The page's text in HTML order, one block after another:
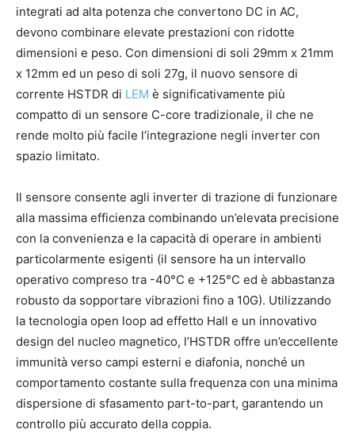
integrati ad alta potenza che convertono DC in AC,
devono combinare elevate prestazioni con ridotte
dimensioni e peso. Con dimensioni di soli 29mm x 21mm
x 12mm ed un peso di soli 27g, il nuovo sensore di
corrente HSTDR di LEM è significativamente più
compatto di un sensore C-core tradizionale, il che ne
rende molto più facile l’integrazione negli inverter con
spazio limitato.
Il sensore consente agli inverter di trazione di funzionare
alla massima efficienza combinando un’elevata precisione
con la convenienza e la capacità di operare in ambienti
particolarmente esigenti (il sensore ha un intervallo
operativo compreso tra -40°C e +125°C ed è abbastanza
robusto da sopportare vibrazioni fino a 10G). Utilizzando
la tecnologia open loop ad effetto Hall e un innovativo
design del nucleo magnetico, l’HSTDR offre un’eccellente
immunità verso campi esterni e diafonia, nonché un
comportamento costante sulla frequenza con una minima
dispersione di sfasamento part-to-part, garantendo un
controllo più accurato della coppia.